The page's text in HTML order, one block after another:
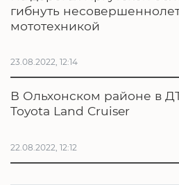
гибнуть
мототехникой
23.08.2022, 12:14
В Ольхонском районе в
Toyota Land Cruiser
22.08.2022, 12:12